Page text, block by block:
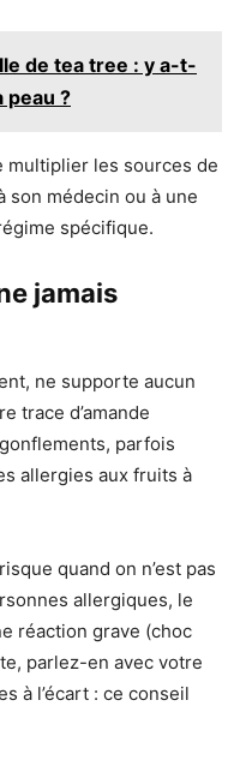
de tea tree : y a-t-
peau ?
multiplier les sources de
son médecin ou à une
spécifique.
jamais
ne supporte aucun
trace d’amande
parfois
allergies aux fruits à
quand on n’est pas
allergiques, le
réaction grave (choc
parlez-en avec votre
à l’écart : ce conseil